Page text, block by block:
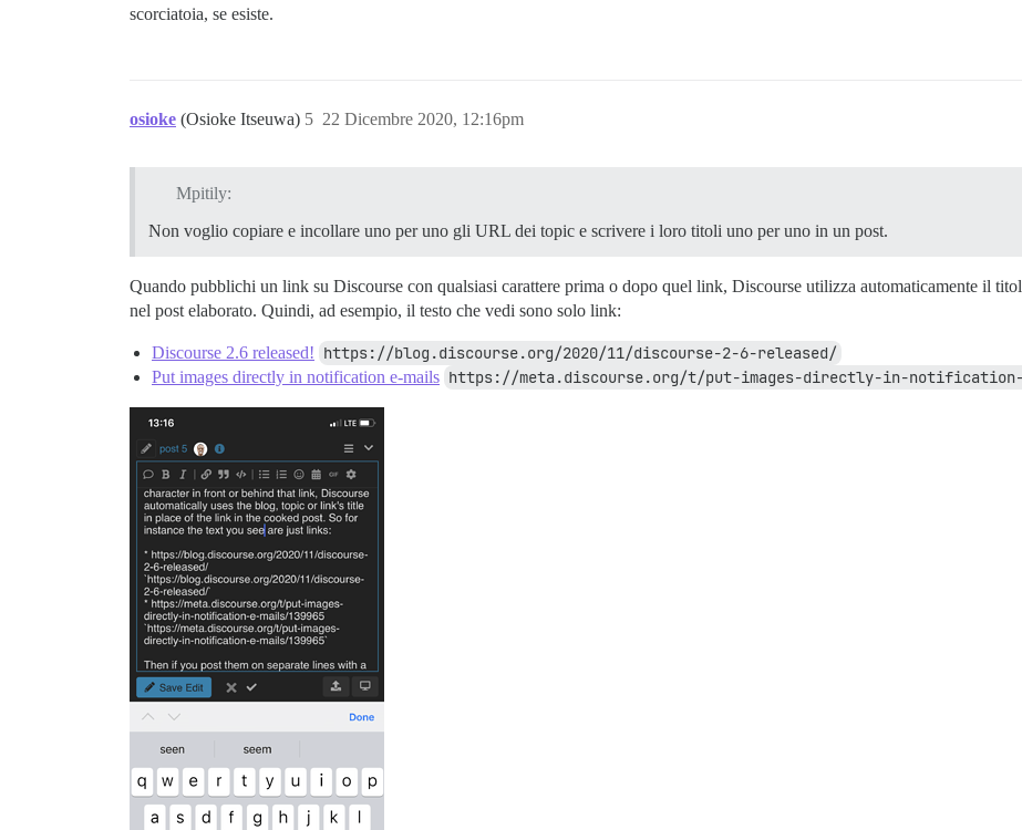
scorciatoia, se esiste.
osioke (Osioke Itseuwa) 22 Dicembre 2020, 12:16pm
5
Mpitily:
Non voglio copiare e incollare uno per uno gli URL dei topic e scrivere i loro titoli uno per uno in un post.
Quando pubblichi un link su Discourse con qualsiasi carattere prima o dopo quel link, Discourse utilizza automaticamente il
nel post elaborato. Quindi, ad esempio, il testo che vedi sono solo link:
Discourse 2.6 released! https://blog.discourse.org/2020/11/discourse-2-6-released/
Put images directly in notification e-mails https://meta.discourse.org/t/put-images-directly-in-notification-